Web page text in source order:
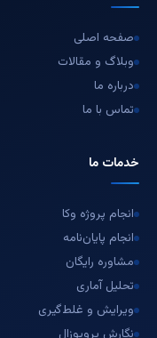
صفحه اصلی
وبلاگ و مقالات
درباره ما
تماس با ما
خدمات ما
انجام پروژه وکا
انجام پایان‌نامه
مشاوره رایگان
تحلیل آماری
ویرایش و غلط‌گیری
نگارش پروپوزال